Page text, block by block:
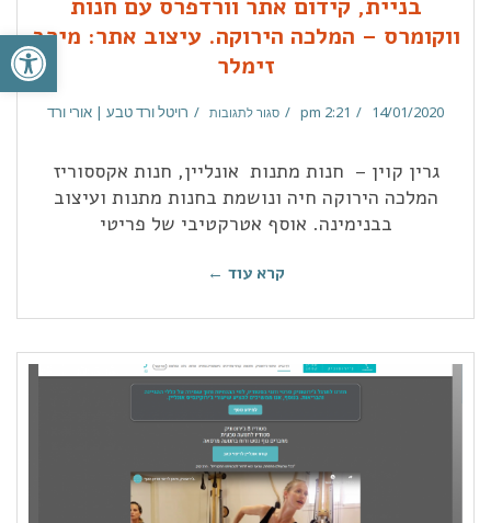
בניית, קידום אתר וורדפרס עם חנות
ווקומרס – המלכה הירוקה. עיצוב אתר: מירב
זימלר
14/01/2020
2:21 pm סגור לתגובות רויטל ורד טבע | אורי ורד
גרין קוין – חנות מתנות אונליין, חנות אקססוריז
המלכה הירוקה חיה ונושמת בחנות מתנות ועיצוב
בבנימינה. אוסף אטרקטיבי של פריטי
קרא עוד ←
פתח